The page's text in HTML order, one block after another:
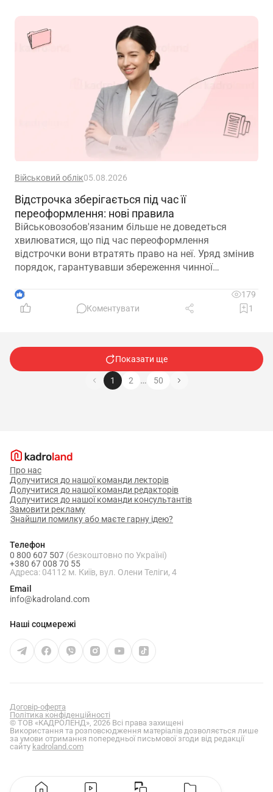
Військовий облік05.08.2026
Відстрочка зберігається під час її
переоформлення: нові правила
Військовозобов'язаним більше не доведеться
хвилюватися, що під час переоформлення
відстрочки вони втратять право на неї. Уряд змінив
порядок, гарантувавши збереження чинної
підставою
3
179
Коментувати
1
Показати ще
1 2 … 50
Про нас
Долучитися до нашої команди лекторів
Долучитися до нашої команди редакторів
Долучитися до нашої команди консультантів
Замовити рекламу
Знайшли помилку або маєте гарну ідею?
Телефон
0 800 607 507 (безкоштовно по Україні)
+380 67 008 70 55
Адреса: 04112 м. Київ, вул. Олени Теліги, 4
Email
info@kadroland.com
Наші соцмережі
Договір-оферта
Політика конфіденційності
© ТОВ «КАДРОЛЕНД», 2026 Всі права захищені
Використання та розповсюдження матеріалів дозволяється лише
за умови отримання попередньої письмової згоди від редакції
сайту kadroland.com